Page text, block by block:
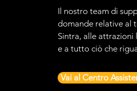
Il nostro team di
domande relative al
Sintra, alle attrazioni
e a tutto ciò che
Vai al Centro